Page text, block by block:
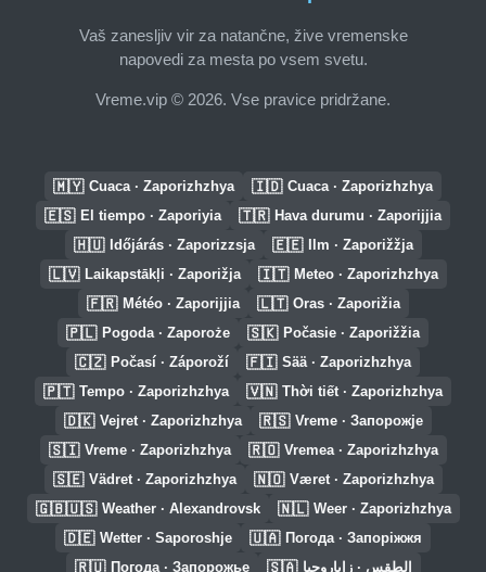
Vaš zanesljiv vir za natančne, žive vremenske
napovedi za mesta po vsem svetu.
Vreme.vip © 2026. Vse pravice pridržane.
🇲🇾 Cuaca · Zaporizhzhya 🇮🇩 Cuaca · Zaporizhzhya
🇪🇸 El tiempo · Zaporiyia 🇹🇷 Hava durumu · Zaporijjia
🇭🇺 Időjárás · Zaporizzsja 🇪🇪 Ilm · Zaporižžja
🇱🇻 Laikapstākļi · Zaporižja 🇮🇹 Meteo · Zaporizhzhya
🇫🇷 Météo · Zaporijjia 🇱🇹 Oras · Zaporižia
🇵🇱 Pogoda · Zaporoże 🇸🇰 Počasie · Zaporižžia
🇨🇿 Počasí · Záporoží 🇫🇮 Sää · Zaporizhzhya
🇵🇹 Tempo · Zaporizhzhya 🇻🇳 Thời tiết · Zaporizhzhya
🇩🇰 Vejret · Zaporizhzhya 🇷🇸 Vreme · Запорожје
🇸🇮 Vreme · Zaporizhzhya 🇷🇴 Vremea · Zaporizhzhya
🇸🇪 Vädret · Zaporizhzhya 🇳🇴 Været · Zaporizhzhya
🇬🇧🇺🇸 Weather · Alexandrovsk 🇳🇱 Weer · Zaporizhzhya
🇩🇪 Wetter · Saporoshje 🇺🇦 Погода · Запоріжжя
🇷🇺 Погода · Запорожье 🇸🇦 الطقس · زاباروجيا